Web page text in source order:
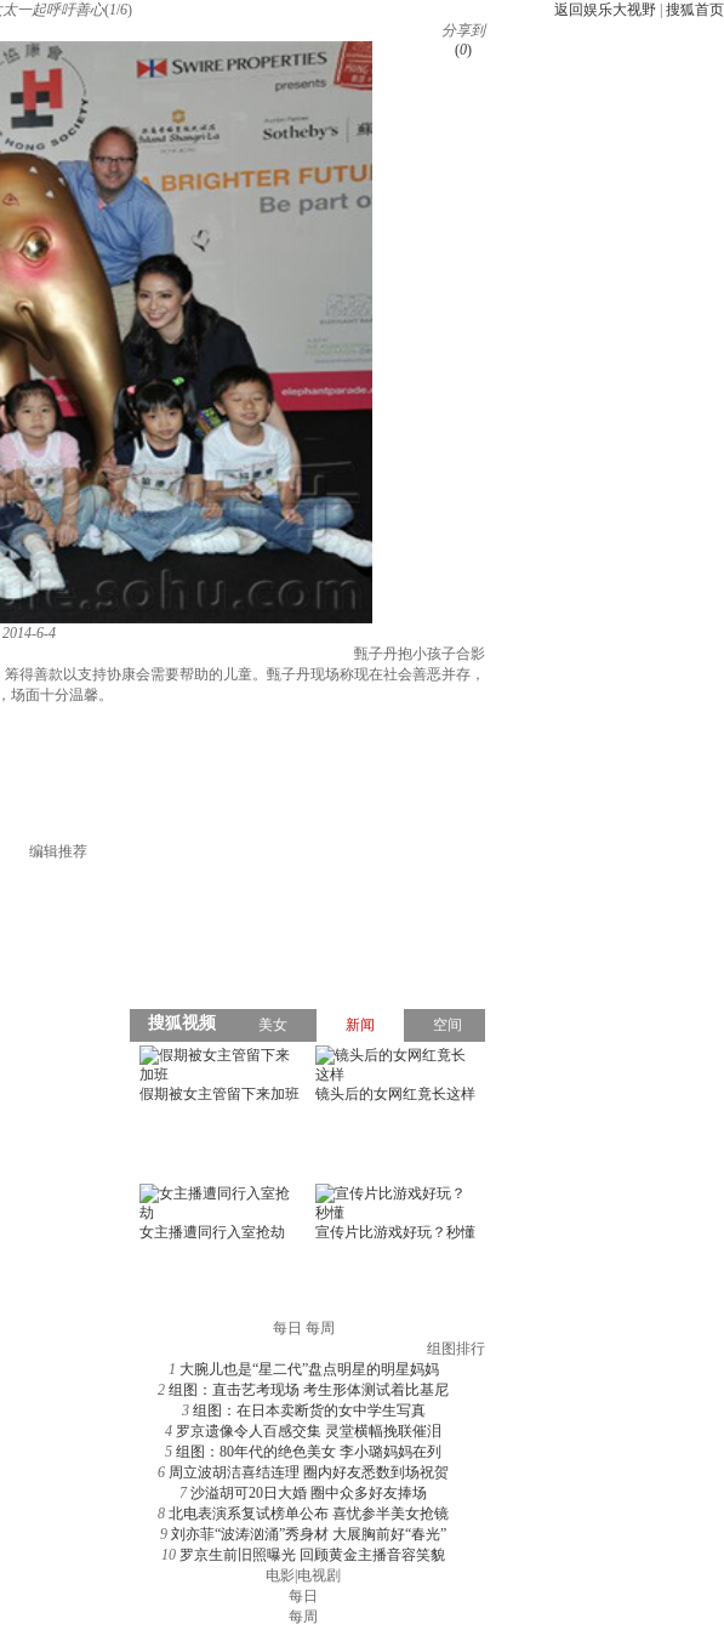
返回娱乐大视野 搜狐首页
一起呼吁善心(1/6)
分享到
(0)
6-4
甄子丹抱小孩子合影
得善款以支持协康会需要帮助的儿童。甄子丹现场称现在社会善恶并存，
面十分温馨。
编辑推荐
每日 每周
组图排行
1 大腕儿也是“星二代”盘点明星的明星妈妈
2 组图：直击艺考现场 考生形体测试着比基尼
3 组图：在日本卖断货的女中学生写真
4 罗京遗像令人百感交集 灵堂横幅挽联催泪
5 组图：80年代的绝色美女 李小璐妈妈在列
6 周立波胡洁喜结连理 圈内好友悉数到场祝贺
7 沙溢胡可20日大婚 圈中众多好友捧场
8 北电表演系复试榜单公布 喜忧参半美女抢镜
9 刘亦菲“波涛汹涌”秀身材 大展胸前好“春光”
10 罗京生前旧照曝光 回顾黄金主播音容笑貌
电影 电视剧
每日
每周